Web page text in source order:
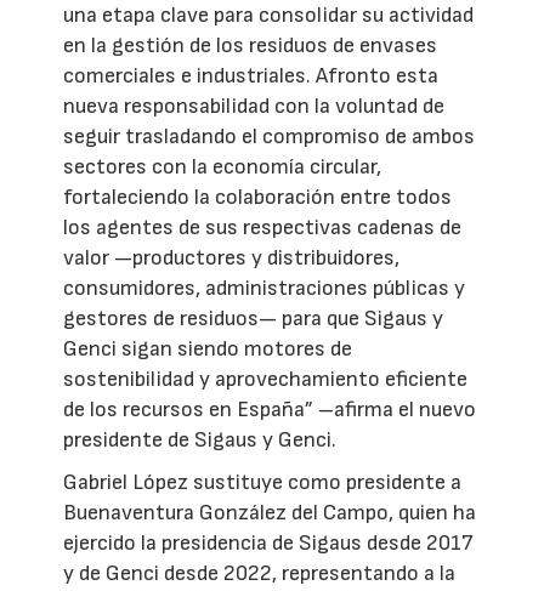
una etapa clave para consolidar su actividad
en la gestión de los residuos de envases
comerciales e industriales. Afronto esta
nueva responsabilidad con la voluntad de
seguir trasladando el compromiso de ambos
sectores con la economía circular,
fortaleciendo la colaboración entre todos
los agentes de sus respectivas cadenas de
valor —productores y distribuidores,
consumidores, administraciones públicas y
gestores de residuos— para que Sigaus y
Genci sigan siendo motores de
sostenibilidad y aprovechamiento eficiente
de los recursos en España” –afirma el nuevo
presidente de Sigaus y Genci.
Gabriel López sustituye como presidente a
Buenaventura González del Campo, quien ha
ejercido la presidencia de Sigaus desde 2017
y de Genci desde 2022, representando a la